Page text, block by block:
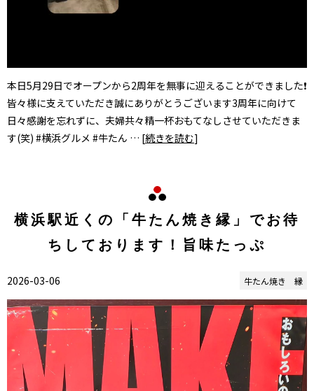
本日5月29日でオープンから2周年を無事に迎えることができました❗
皆々様に支えていただき誠にありがとうございます3周年に向けて
日々感謝を忘れずに、夫婦共々精一杯おもてなしさせていただきま
す(笑) #横浜グルメ #牛たん … [続きを読む]
横浜駅近くの「牛たん焼き縁」でお待
ちしております！旨味たっぷ
2026-03-06 牛たん焼き 縁